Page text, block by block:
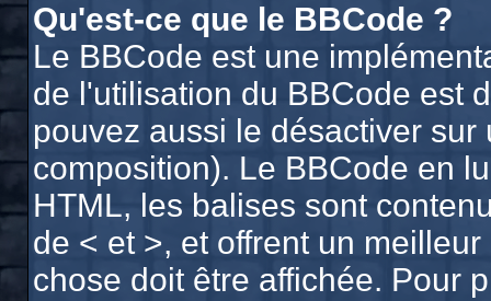
Qu'est-ce que le BBCode ?
Le BBCode est une
de l'utilisation du BBCode est
pouvez aussi le désactiver
composition). Le BBCode en
HTML, les balises sont
de < et >, et offrent un
chose doit être affichée. Pour